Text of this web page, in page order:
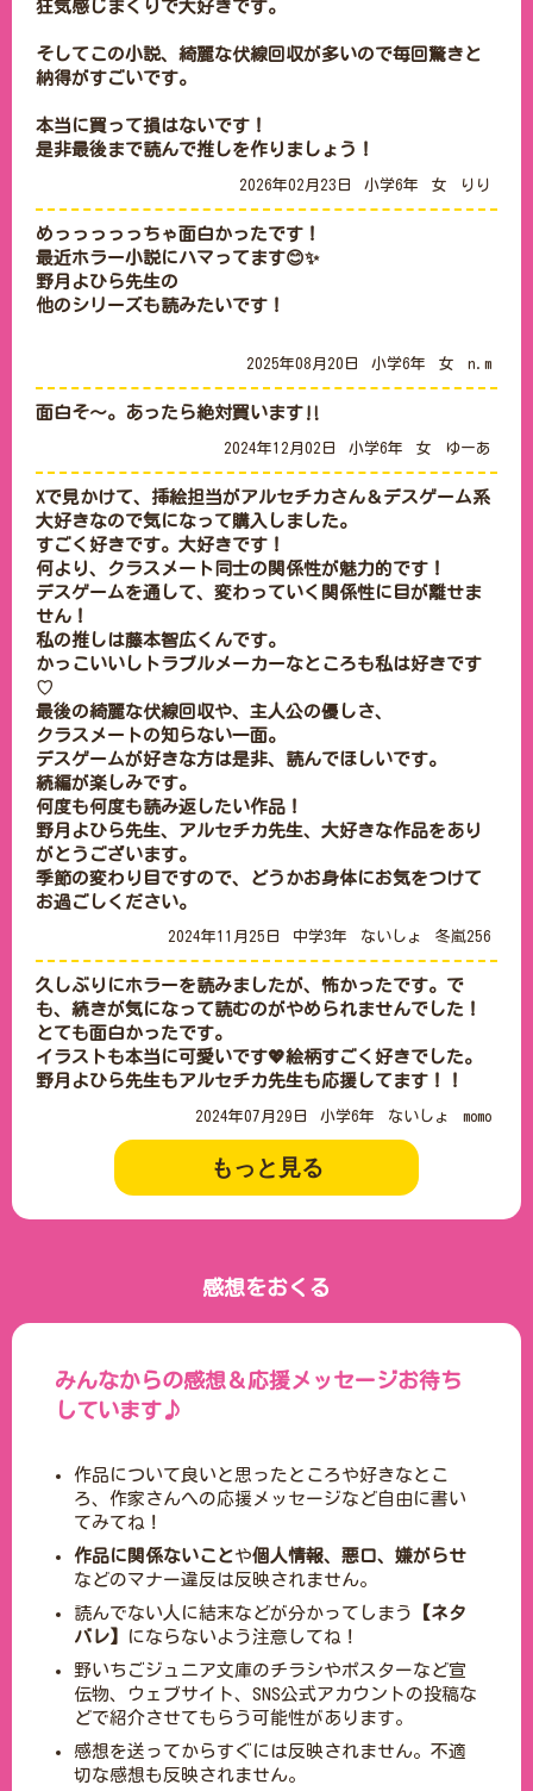
狂気感じまくりで大好きです。
そしてこの小説、綺麗な伏線回収が多いので毎回驚きと
納得がすごいです。
本当に買って損はないです！
是非最後まで読んで推しを作りましょう！
2026年02月23日 小学6年 女 りり
めっっっっっちゃ面白かったです！
最近ホラー小説にハマってます😊✨
野月よひら先生の
他のシリーズも読みたいです！
2025年08月20日 小学6年 女 n.m
面白そ～。あったら絶対買います‼
2024年12月02日 小学6年 女 ゆーあ
Xで見かけて、挿絵担当がアルセチカさん＆デスゲーム系
大好きなので気になって購入しました。
すごく好きです。大好きです！
何より、クラスメート同士の関係性が魅力的です！
デスゲームを通して、変わっていく関係性に目が離せま
せん！
私の推しは藤本智広くんです。
かっこいいしトラブルメーカーなところも私は好きです
♡
最後の綺麗な伏線回収や、主人公の優しさ、
クラスメートの知らない一面。
デスゲームが好きな方は是非、読んでほしいです。
続編が楽しみです。
何度も何度も読み返したい作品！
野月よひら先生、アルセチカ先生、大好きな作品をあり
がとうございます。
季節の変わり目ですので、どうかお身体にお気をつけて
お過ごしください。
2024年11月25日 中学3年 ないしょ 冬嵐256
久しぶりにホラーを読みましたが、怖かったです。で
も、続きが気になって読むのがやめられませんでした！
とても面白かったです。
イラストも本当に可愛いです💖絵柄すごく好きでした。
野月よひら先生もアルセチカ先生も応援してます！！
2024年07月29日 小学6年 ないしょ momo
もっと見る
感想をおくる
みんなからの感想＆応援メッセージお待ち
しています♪
作品について良いと思ったところや好きなとこ
ろ、作家さんへの応援メッセージなど自由に書い
てみてね！
作品に関係ないことや個人情報、悪口、嫌がらせ
などのマナー違反は反映されません。
読んでない人に結末などが分かってしまう
【ネタ
バレ】
にならないよう注意してね！
野いちごジュニア文庫のチラシやポスターなど宣
伝物、ウェブサイト、SNS公式アカウントの投稿な
どで紹介させてもらう可能性があります。
感想を送ってからすぐには反映されません。不適
切な感想も反映されません。